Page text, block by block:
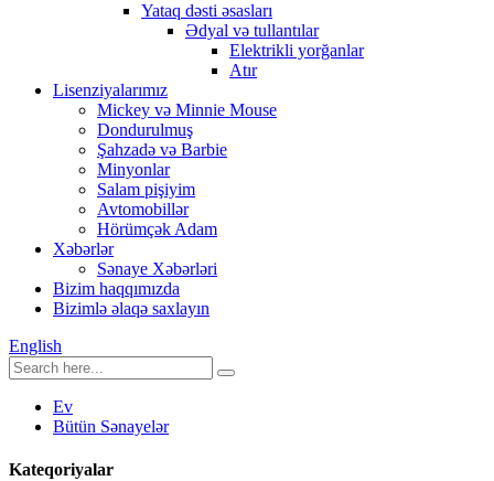
Yataq dəsti əsasları
Ədyal və tullantılar
Elektrikli yorğanlar
Atır
Lisenziyalarımız
Mickey və Minnie Mouse
Dondurulmuş
Şahzadə və Barbie
Minyonlar
Salam pişiyim
Avtomobillər
Hörümçək Adam
Xəbərlər
Sənaye Xəbərləri
Bizim haqqımızda
Bizimlə əlaqə saxlayın
English
Ev
Bütün Sənayelər
Kateqoriyalar